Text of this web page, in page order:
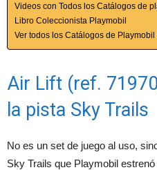
Videos con Todos los Catálogos de
Libro Coleccionista Playmobil
Ver todos los Catálogos de
Air Lift (ref.
la pista Sky Trails
No es un set de juego al uso,
Sky Trails que Playmobil